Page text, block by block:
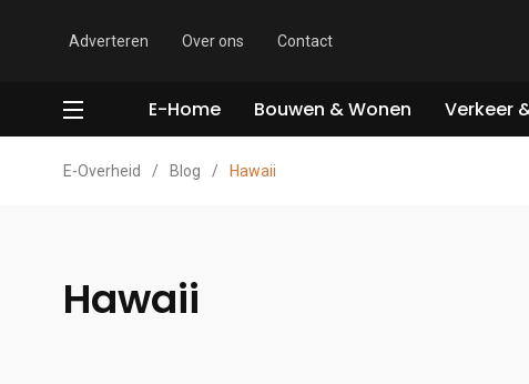
Adverteren Over ons Contact
E-Home Bouwen & Wonen Verkeer
E-Overheid / Blog / Hawaii
Hawaii